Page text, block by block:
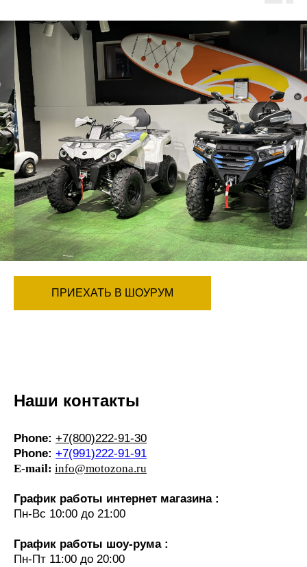
ПРИЕХАТЬ В ШОУРУМ
Наши контакты
Phone: +7(800)222-91-30
Phone: +7(991)222-91-91
E-mail: info@motozona.ru
График работы интернет магазина :
Пн-Вс 10:00 до 21:00
График работы шоу-рума :
Пн-Пт 11:00 до 20:00